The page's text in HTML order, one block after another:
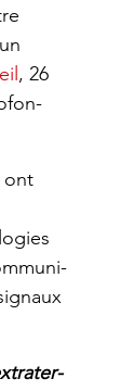
, 26
ont